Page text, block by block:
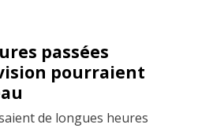
passées
pourraient
de longues heures